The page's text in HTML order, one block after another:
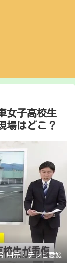
女子高校生
場はどこ？
用元：テレビ愛媛